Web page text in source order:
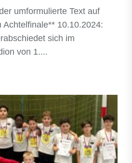
umformulierte Text auf
Achtelfinale** 10.10.2024:
sich im
von 1....